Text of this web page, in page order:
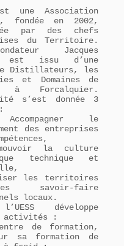
une Association
fondée en 2002,
par des chefs
du Territoire.
Jacques
est issu d’une
Distillateurs, les
et Domaines de
à Forcalquier.
s’est donnée 3
le
des entreprises
la culture
technique et
les territoires
savoir-faire
locaux.
développe
activités :
de formation,
sa formation de